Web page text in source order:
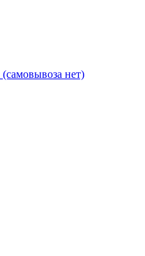
нет)